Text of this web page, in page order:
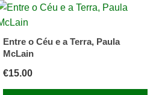
Entre o Céu e a Terra, Paula
McLain
€15.00